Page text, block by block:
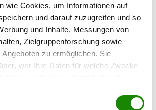
wie Cookies, um Informationen auf
und darauf zuzugreifen und so
und Inhalte, Messungen von
Zielgruppenforschung sowie
zu ermöglichen. Sie
wer Ihre Daten für welche Zwecke
oder widerrufen
RED
soll ein Lehrer seine Ex-Freundin
begangen haben. Die Leiche der Frau
gefunden.